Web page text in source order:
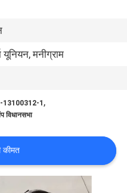
यूनियन, मनीग्राम
13100312-1 ,
विधानसभा
कीमत